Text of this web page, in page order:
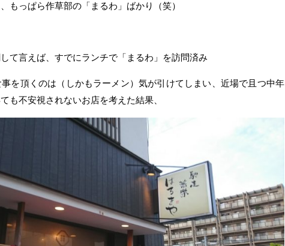
もっぱら作草部の「まるわ」ばかり（笑）
て言えば、すでにランチで「まるわ」を訪問済み
を頂くのは（しかもラーメン）気が引けてしまい、近場で且つ中年
も不安視されないお店を考えた結果、